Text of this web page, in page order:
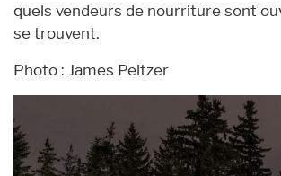
quels vendeurs de nourriture sont
se trouvent.
Photo : James Peltzer